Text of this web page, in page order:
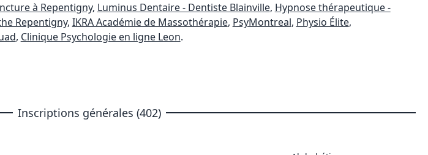
à Repentigny, Luminus Dentaire - Dentiste Blainville, Hypnose thérapeutique -
Repentigny, IKRA Académie de Massothérapie, PsyMontreal, Physio Élite,
, Clinique Psychologie en ligne Leon.
Inscriptions générales (402)